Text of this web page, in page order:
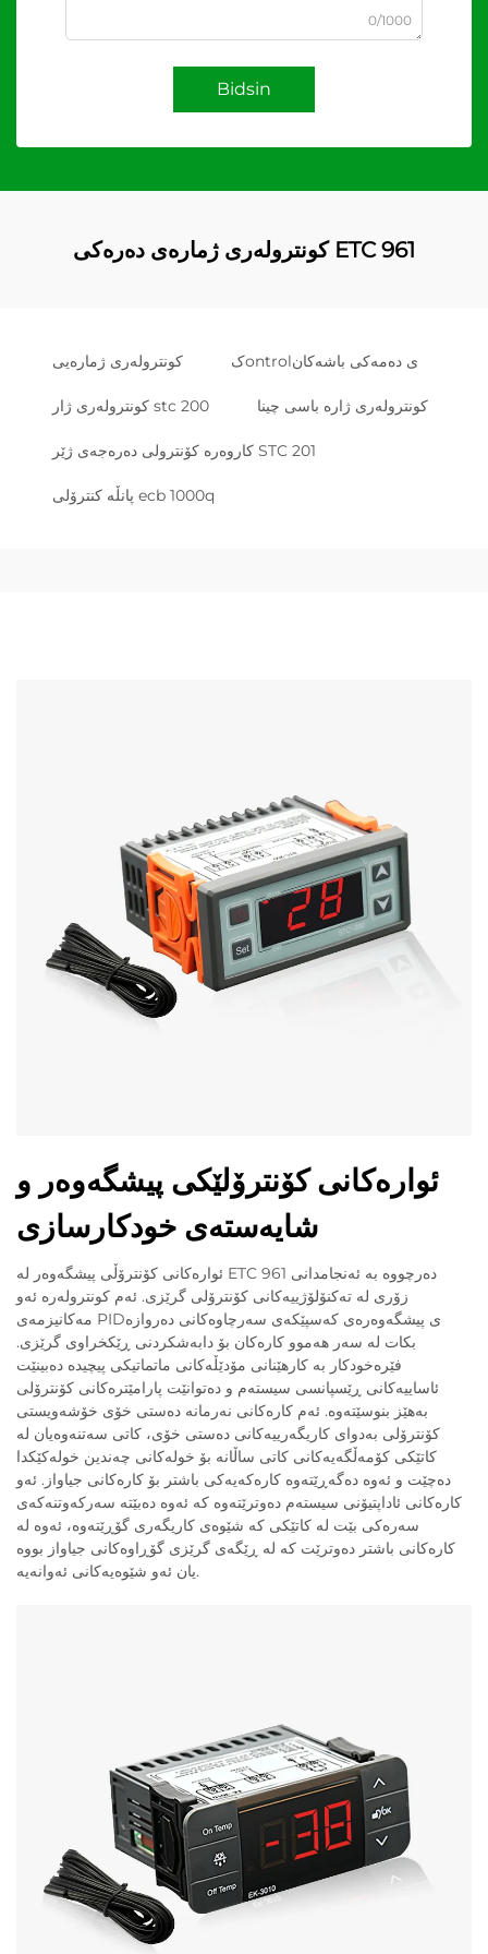
0/1000
Bidsin
کونترولەری ژمارەی دەرەکی ETC 961
کونترولەری ژمارەیی کontrolی دەمەکی باشەکان
کونترولەری ژار stc 200 کونترولەری ژارە باسی چینا
کاروەرە کۆنترولی دەرەجەی ژێر STC 201
پانڵە کنترۆلی ecb 1000q
ئوارەکانی کۆنترۆلێکی پیشگەوەر و
شایەستەی خودکارسازی
ئوارەکانی کۆنترۆڵی پیشگەوەر لە ETC 961 دەرچووە بە ئەنجامدانی
زۆری لە تەکنۆلۆژییەکانی کۆنترۆلی گرێزی. ئەم کونترولەرە ئەو
مەکانیزمەی PIDی پیشگەوەرەی کەسپێکەی سەرچاوەکانی دەروازە
بکات لە سەر هەموو کارەکان بۆ دابەشکردنی ڕێکخراوی گرێزی.
فێرەخودکار بە کارهێنانی مۆدێڵەکانی ماتماتیکی پیچیدە دەبینێت
ئاساییەکانی ڕێسپانسی سیستەم و دەتوانێت پارامێترەکانی کۆنترۆلی
بەهێز بنوسێتەوە. ئەم کارەکانی نەرمانە دەستی خۆی خۆشەویستی
کۆنترۆلی بەدوای کاریگەرییەکانی دەستی خۆی، کاتی سەتنەوەیان لە
کاتێکی کۆمەڵگەیەکانی کاتی ساڵانە بۆ خولەکانی چەندین خولەکێکدا
دەچێت و ئەوە دەگەڕێتەوە کارەکەیەکی باشتر بۆ کارەکانی جیاواز. ئەو
کارەکانی ئاداپتیۆنی سیستەم دەوترێتەوە کە ئەوە دەبێتە سەرکەوتنەکەی
سەرەکی بێت لە کاتێکی کە شێوەی کاریگەری گۆڕێتەوە، ئەوە لە
کارەکانی باشتر دەوترێت کە لە ڕێگەی گرێزی گۆڕاوەکانی جیاواز بووە
یان ئەو شێوەیەکانی ئەوانەیە.